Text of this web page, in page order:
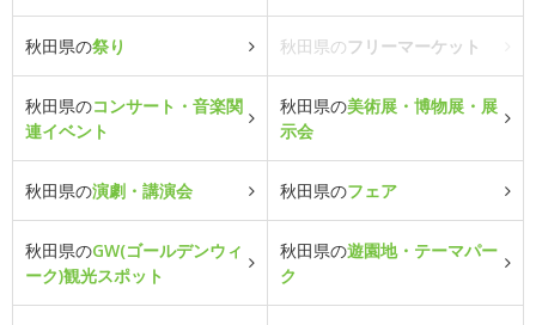
秋田県の祭り 秋田県のフリーマーケット
秋田県のコンサート・音楽関
連イベント
秋田県の美術展・博物展・展
示会
秋田県の演劇・講演会 秋田県のフェア
秋田県のGW(ゴールデンウィ
ーク)観光スポット
秋田県の遊園地・テーマパー
ク